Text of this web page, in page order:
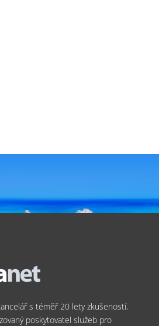
s téměř 20 lety zkušeností,
poskytovatel služeb pro